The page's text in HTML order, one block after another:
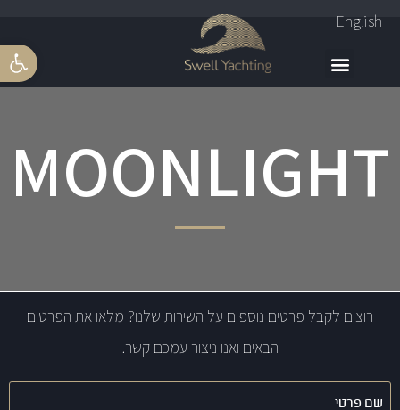
פתח
English
MOONLIGHT
רוצים לקבל פרטים נוספים על השירות שלנו? מלאו את הפרטים
הבאים ואנו ניצור עמכם קשר.
שם
פרטי